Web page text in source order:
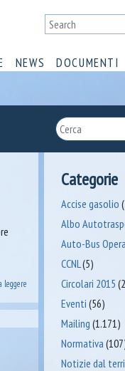
NEWS DOCUMENTI
leggere
Categorie
Accise gasolio
Albo
Auto-Bus
CCNL(5)
Circolari 2015
Eventi (56)
Mailing (1.171)
Normativa
Notizie dal